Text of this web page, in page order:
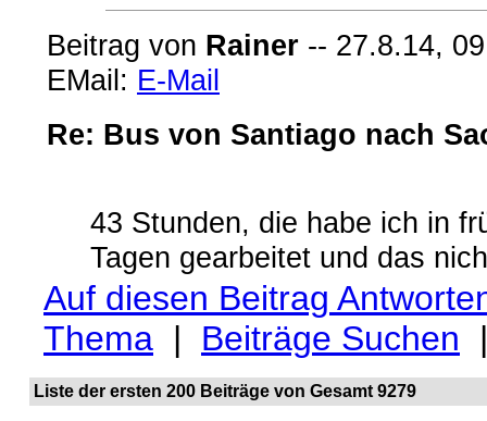
Beitrag von Rainer -- 27.8.14,
EMail: E-Mail
Re: Bus von Santiago nach
43 Stunden, die habe ich in
Tagen gearbeitet und das
Auf diesen Beitrag
Thema | Beiträge Suchen
Liste der ersten 200 Beiträge von Gesamt 9279